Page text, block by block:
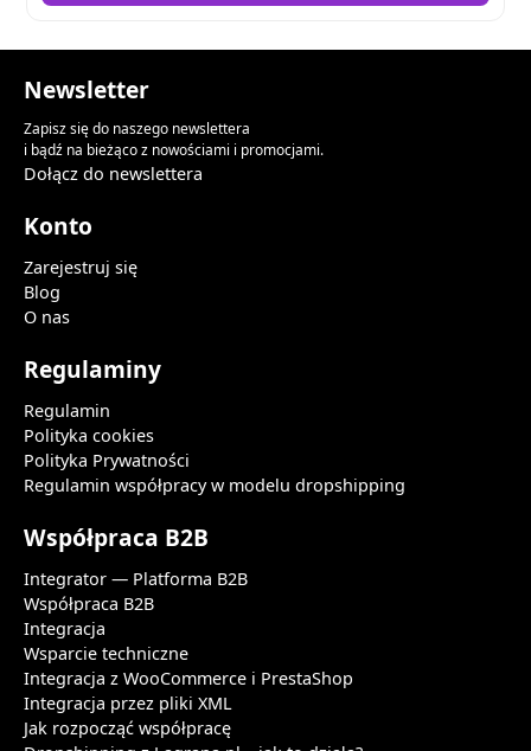
Newsletter
Zapisz się do naszego newslettera
i bądź na bieżąco z nowościami i promocjami.
Dołącz do newslettera
Konto
Zarejestruj się
Blog
O nas
Regulaminy
Regulamin
Polityka cookies
Polityka Prywatności
Regulamin współpracy w modelu dropshipping
Współpraca B2B
Integrator — Platforma B2B
Współpraca B2B
Integracja
Wsparcie techniczne
Integracja z WooCommerce i PrestaShop
Integracja przez pliki XML
Jak rozpocząć współpracę